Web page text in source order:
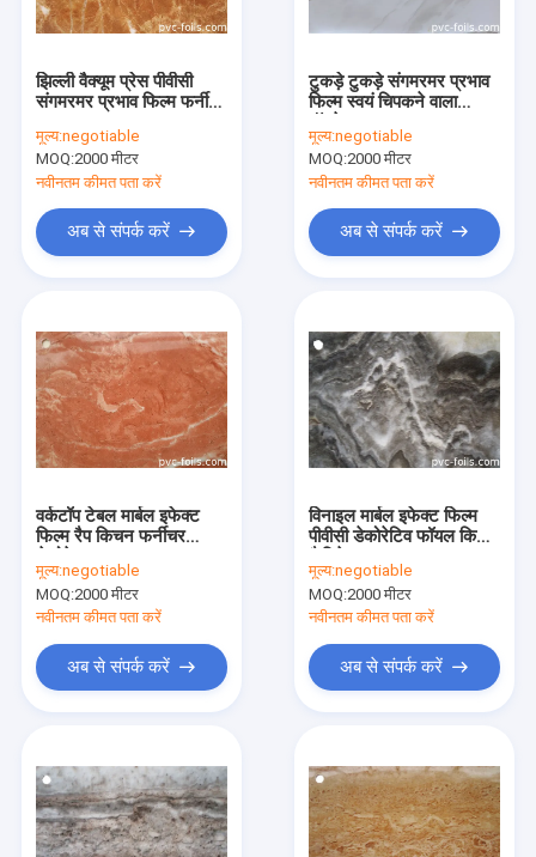
उत्पाद
वीडियो
झिल्ली वैक्यूम प्रेस पीवीसी
संगमरमर प्रभाव फिल्म फर्नीचर
मूल्य:negotiable
MOQ:2000 मीटर
नवीनतम कीमत पता करें
अब से संपर्क करें
टुकड़े टुकड़े संगमरमर प्रभाव
फिल्म स्वयं चिपकने वाला
मूल्य:negotiable
MOQ:2000 मीटर
नवीनतम कीमत पता करें
अब से संपर्क करें
वर्कटॉप टेबल मार्बल इफेक्ट
फिल्म रैप किचन फर्नीचर
मूल्य:negotiable
MOQ:2000 मीटर
नवीनतम कीमत पता करें
अब से संपर्क करें
विनाइल मार्बल इफेक्ट फिल्म
पीवीसी डेकोरेटिव फॉयल किचन
मूल्य:negotiable
MOQ:2000 मीटर
नवीनतम कीमत पता करें
अब से संपर्क करें